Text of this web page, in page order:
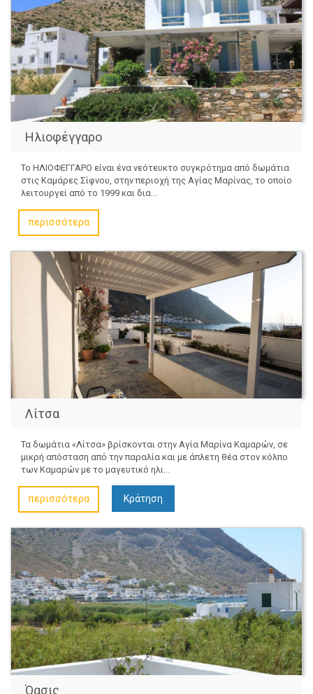
Ηλιοφέγγαρο
Το ΗΛΙΟΦΕΓΓΑΡΟ είναι ένα νεότευκτο συγκρότημα από δωμάτια
στις Καμάρες Σίφνου, στην περιοχή της Αγίας Μαρίνας, το οποίο
λειτουργεί από το 1999 και δια...
περισσότερα
Λίτσα
Τα δωμάτια «Λίτσα» βρίσκονται στην Αγία Μαρίνα Καμαρών, σε
μικρή απόσταση από την παραλία και με άπλετη θέα στον κόλπο
των Καμαρών με το μαγευτικό ηλι...
περισσότερα Κράτηση
Όασις